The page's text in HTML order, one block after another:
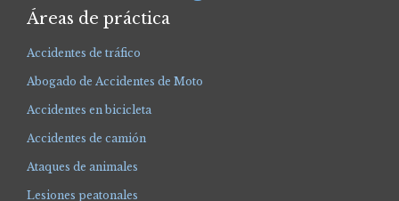
Áreas de práctica
Accidentes de tráfico
Abogado de Accidentes de Moto
Accidentes en bicicleta
Accidentes de camión
Ataques de animales
Lesiones peatonales